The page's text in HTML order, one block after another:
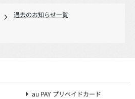
過去のお知らせ一覧
au PAY プリペイドカード